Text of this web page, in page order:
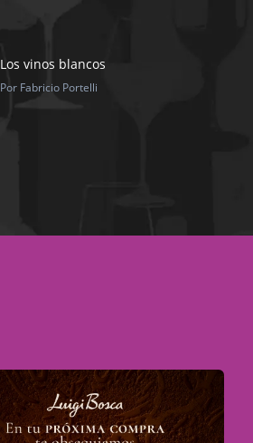
Los vinos blancos
Por Fabricio Portelli